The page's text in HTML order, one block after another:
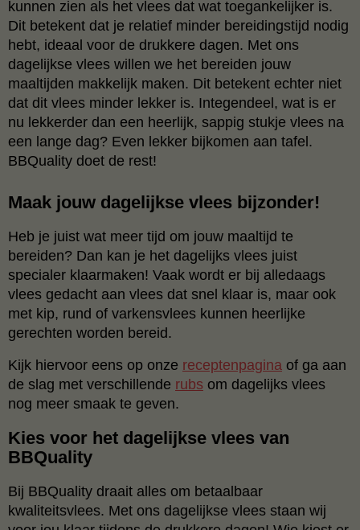
kunnen zien als het vlees dat wat toegankelijker is.
Dit betekent dat je relatief minder bereidingstijd nodig
hebt, ideaal voor de drukkere dagen. Met ons
dagelijkse vlees willen we het bereiden jouw
maaltijden makkelijk maken. Dit betekent echter niet
dat dit vlees minder lekker is. Integendeel, wat is er
nu lekkerder dan een heerlijk, sappig stukje vlees na
een lange dag? Even lekker bijkomen aan tafel.
BBQuality doet de rest!
Maak jouw dagelijkse vlees bijzonder!
Heb je juist wat meer tijd om jouw maaltijd te
bereiden? Dan kan je het dagelijks vlees juist
specialer klaarmaken! Vaak wordt er bij alledaags
vlees gedacht aan vlees dat snel klaar is, maar ook
met kip, rund of varkensvlees kunnen heerlijke
gerechten worden bereid.
Kijk hiervoor eens op onze receptenpagina of ga aan
de slag met verschillende rubs om dagelijks vlees
nog meer smaak te geven.
Kies voor het dagelijkse vlees van
BBQuality
Bij BBQuality draait alles om betaalbaar
kwaliteitsvlees. Met ons dagelijkse vlees staan wij